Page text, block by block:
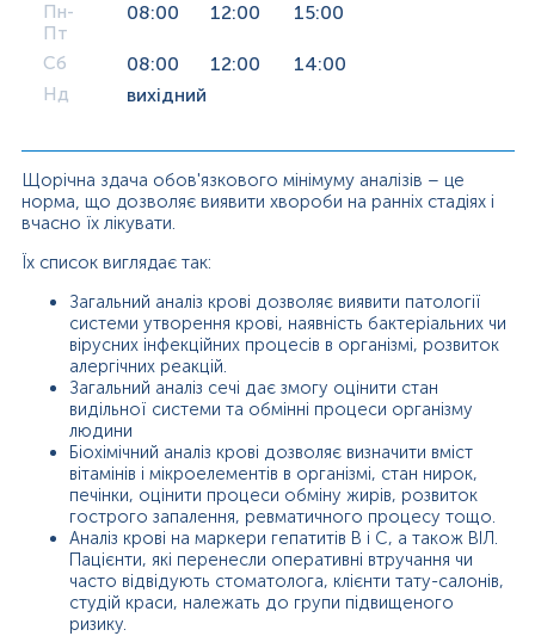
Пн-
Пт
08:00 12:00 15:00
Сб 08:00 12:00 14:00
Нд вихідний
Щорічна здача обов'язкового мінімуму аналізів – це
норма, що дозволяє виявити хвороби на ранніх стадіях і
вчасно їх лікувати.
Їх список виглядає так:
Загальний аналіз крові дозволяє виявити патології
системи утворення крові, наявність бактеріальних чи
вірусних інфекційних процесів в організмі, розвиток
алергічних реакцій.
Загальний аналіз сечі дає змогу оцінити стан
видільної системи та обмінні процеси організму
людини
Біохімічний аналіз крові дозволяє визначити вміст
вітамінів і мікроелементів в організмі, стан нирок,
печінки, оцінити процеси обміну жирів, розвиток
гострого запалення, ревматичного процесу тощо.
Аналіз крові на маркери гепатитів В і С, а також ВІЛ.
Пацієнти, які перенесли оперативні втручання чи
часто відвідують стоматолога, клієнти тату-салонів,
студій краси, належать до групи підвищеного
ризику.